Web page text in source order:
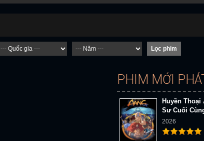
PHIM MỚI
Huyền Thoại
Sư Cuối
2026